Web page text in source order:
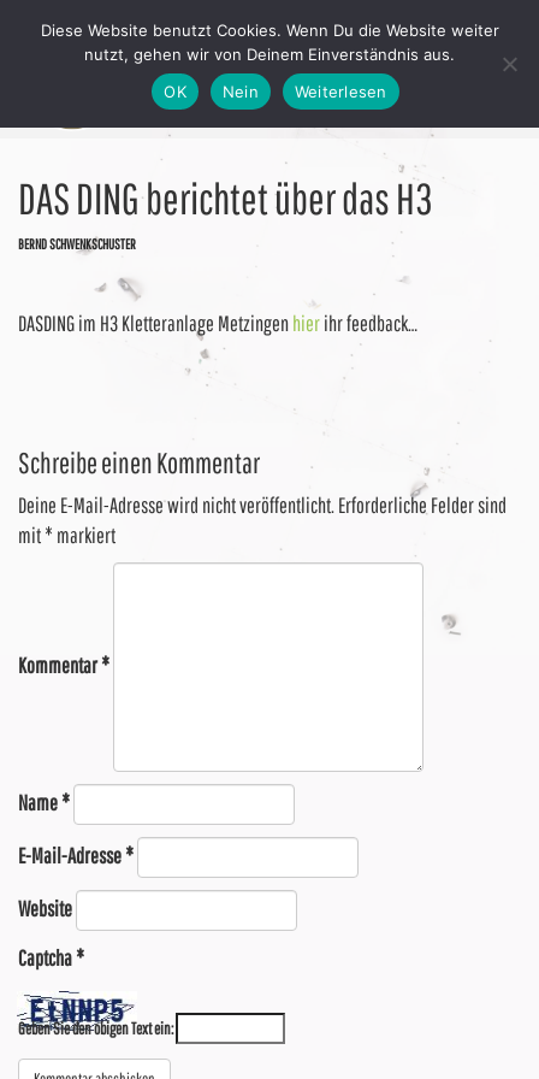
DAS DING berichtet über das H3
BERND SCHWENKSCHUSTER
DASDING im H3 Kletteranlage Metzingenhierihr feedback…
Schreibe einen Kommentar
Deine E-Mail-Adresse wird nicht veröffentlicht. Erforderliche Felder sind
mit* markiert
Kommentar*
Name*
E-Mail-Adresse*
Website
Captcha*
Geben Sie den obigen Text ein:
Diese Website benutzt Cookies. Wenn Du die Website weiter
nutzt, gehen wir von Deinem Einverständnis aus.
OK
Nein Weiterlesen